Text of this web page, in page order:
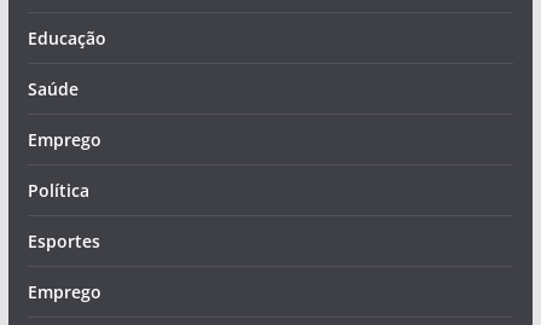
Educação
Saúde
Emprego
Política
Esportes
Emprego